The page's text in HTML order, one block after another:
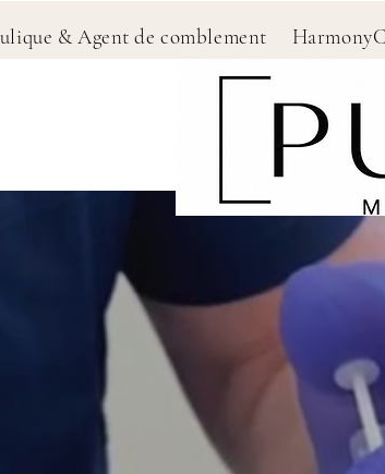
& Agent de comblement